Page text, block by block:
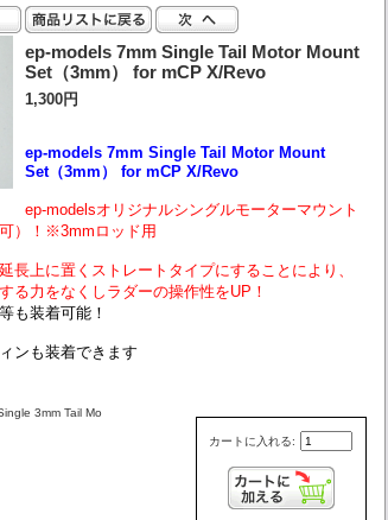
ep-models 7mm Single Tail Motor Mount
Set（3mm） for mCP X/Revo
1,300円
ep-models 7mm Single Tail Motor Mount
Set（3mm） for mCP X/Revo
ep-modelsオリジナルシングルモーターマウント
）！※3mmロッド用
長上に置くストレートタイプにすることにより、
る力をなくしラダーの操作性をUP！
も装着可能！
ンも装着できます
カートに入れる:
3mm Tail Mo